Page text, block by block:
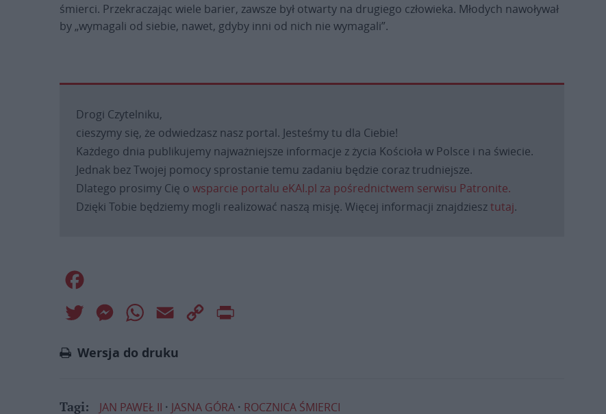
śmierci. Przekraczając wiele barier, zawsze był otwarty na drugiego człowieka. Młodych nawoływał
by „wymagali od siebie, nawet, gdyby inni od nich nie wymagali”.
Drogi Czytelniku,
cieszymy się, że odwiedzasz nasz portal. Jesteśmy tu dla Ciebie!
Każdego dnia publikujemy najważniejsze informacje z życia Kościoła w Polsce i na świecie.
Jednak bez Twojej pomocy sprostanie temu zadaniu będzie coraz trudniejsze.
Dlatego prosimy Cię o wsparcie portalu eKAI.pl za pośrednictwem serwisu Patronite.
Dzięki Tobie będziemy mogli realizować naszą misję. Więcej informacji znajdziesztutaj.
Twitter MessengerWhatsApp
Email
Copy
Wersja do druku
Tagi: JAN PAWEŁ II JASNA GÓRA ROCZNICA ŚMIERCI